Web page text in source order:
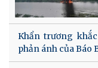
Khẩn trương
phản ánh của Báo